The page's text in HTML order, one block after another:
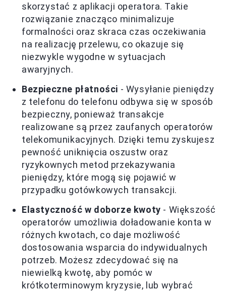
skorzystać z aplikacji operatora. Takie
rozwiązanie znacząco minimalizuje
formalności oraz skraca czas oczekiwania
na realizację przelewu, co okazuje się
niezwykle wygodne w sytuacjach
awaryjnych.
Bezpieczne płatności - Wysyłanie pieniędzy
z telefonu do telefonu odbywa się w sposób
bezpieczny, ponieważ transakcje
realizowane są przez zaufanych operatorów
telekomunikacyjnych. Dzięki temu zyskujesz
pewność uniknięcia oszustw oraz
ryzykownych metod przekazywania
pieniędzy, które mogą się pojawić w
przypadku gotówkowych transakcji.
Elastyczność w doborze kwoty - Większość
operatorów umożliwia doładowanie konta w
różnych kwotach, co daje możliwość
dostosowania wsparcia do indywidualnych
potrzeb. Możesz zdecydować się na
niewielką kwotę, aby pomóc w
krótkoterminowym kryzysie, lub wybrać